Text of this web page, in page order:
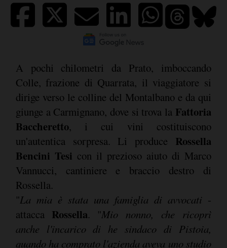
A pochi chilometri da Prato, imboccando
Colle, frazione di Quarrata, il viaggiatore si
dirige verso le colline del Montalbano e da qui
giunge a Carmignano, dove si trova la Fattoria
Baccheretto, i cui vini costituiscono
un'autentica sorpresa. Li produce Rossella
Bencini Tesi con il prezioso aiuto di Marco
Vannucci, cantiniere e braccio destro di
Rossella.
"La mia è stata una famiglia di avvocati -
attacca Rossella. "Mio nonno, che ricoprì
anche l'incarico di he sindaco di Pistoia,
quando ha comprato l'azienda aveva uno studio